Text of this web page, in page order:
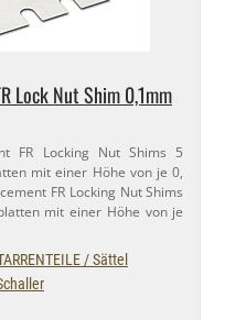
Lock Nut Shim 0,​1mm
FR Locking Nut Shims 5
mit einer Höhe von je 0,​
FR Locking Nut Shims
mit einer Höhe von je
/ Sättel